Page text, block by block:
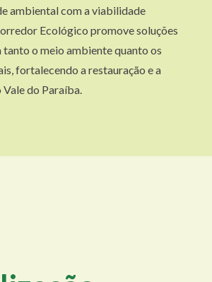
ambiental com a viabilidade
Ecológico promove soluções
o meio ambiente quanto os
fortalecendo a restauração e a
do Paraíba.